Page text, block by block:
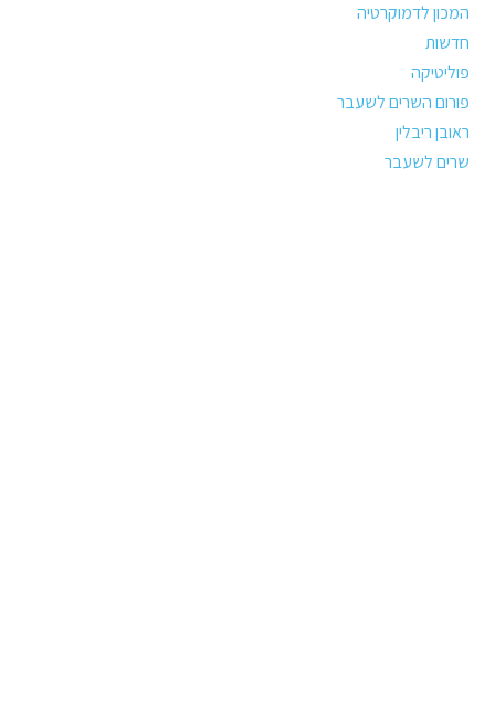
המכון לדמוקרטיה
חדשות
פוליטיקה
פורום השרים לשעבר
ראובן ריבלין
שרים לשעבר